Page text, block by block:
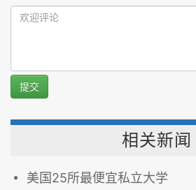
提交
相关新闻
美国25所最便宜私立大学